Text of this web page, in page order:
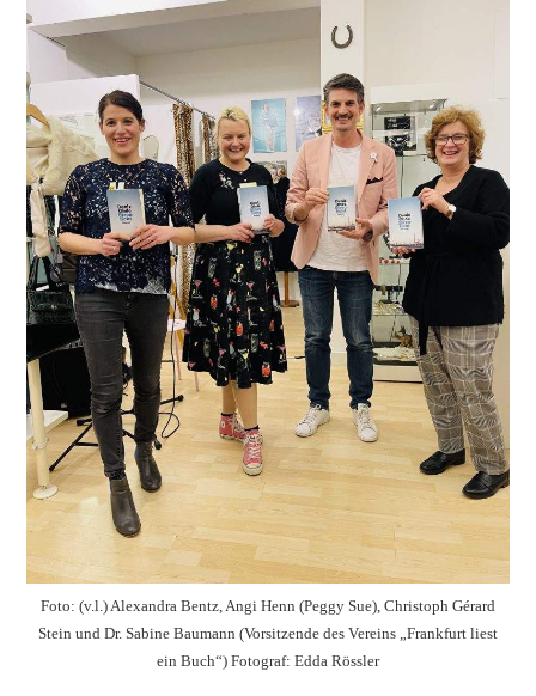
Foto: (v.l.) Alexandra Bentz, Angi Henn (Peggy Sue), Christoph Gérard
Stein und Dr. Sabine Baumann (Vorsitzende des Vereins „Frankfurt liest
ein Buch“) Fotograf: Edda Rössler